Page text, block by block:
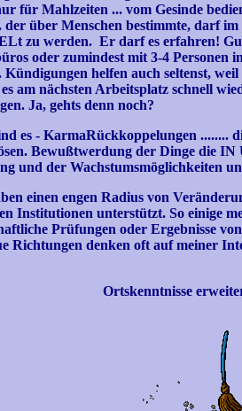
für Mahlzeiten ... vom Gesinde
über Menschen bestimmte, darf
zu werden. Er darf es erfahren!
oder zumindest mit 3-4 Personen
Kündigungen helfen auch seltenst,
am nächsten Arbeitsplatz schnell
Ja, gehts denn noch?
es - KarmaRückkoppelungen ........
Bewußtwerdung der Dinge die
und der Wachstumsmöglichkeiten
einen engen Radius von
Institutionen unterstützt. So einige
Prüfungen oder Ergebnisse
Richtungen denken oft auf meiner
Ortskenntnisse